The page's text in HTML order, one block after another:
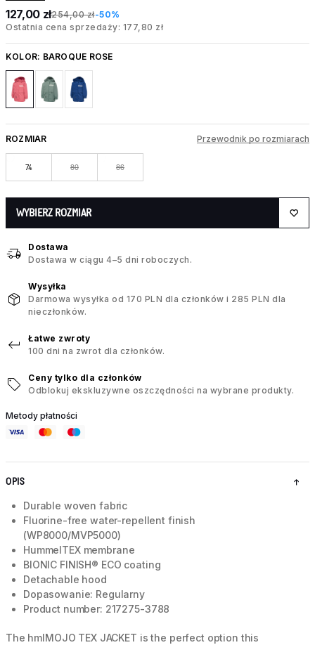
127,00 zł254,00 zł-50%
Ostatnia cena sprzedaży: 177,80 zł
KOLOR: BAROQUE ROSE
ROZMIAR Przewodnik po rozmiarach
74 80 86
WYBIERZ ROZMIAR
Dostawa
Dostawa w ciągu 4–5 dni roboczych.
Wysyłka
Darmowa wysyłka od 170 PLN dla członków i 285 PLN dla
nieczłonków.
Łatwe zwroty
100 dni na zwrot dla członków.
Ceny tylko dla członków
Odblokuj ekskluzywne oszczędności na wybrane produkty.
Metody płatności
OPIS
Durable woven fabric
Fluorine-free water-repellent finish
(WP8000/MVP5000)
HummelTEX membrane
BIONIC FINISH® ECO coating
Detachable hood
Dopasowanie: Regularny
Product number: 217275-3788
The hmlMOJO TEX JACKET is the perfect option this